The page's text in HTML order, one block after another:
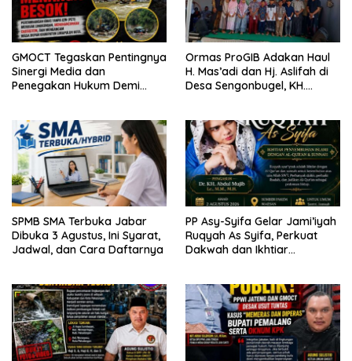
GMOCT Tegaskan Pentingnya
Sinergi Media dan
Penegakan Hukum Demi
Ormas ProGIB Adakan Haul
H. Mas’adi dan Hj. Aslifah di
Desa Sengonbugel, KH.
SPMB SMA Terbuka Jabar
Dibuka 3 Agustus, Ini Syarat,
Jadwal, dan Cara Daftarnya
PP Asy-Syifa Gelar Jami’iyah
Ruqyah As Syifa, Perkuat
Dakwah dan Ikhtiar